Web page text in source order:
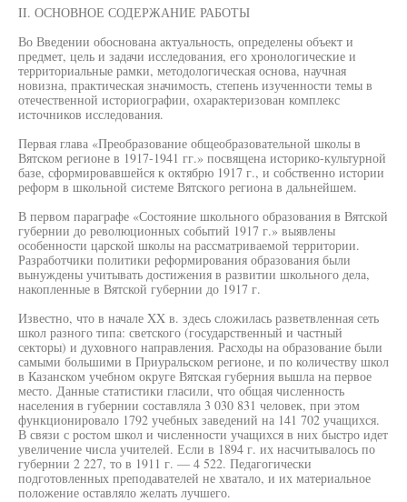
II. ОСНОВНОЕ СОДЕРЖАНИЕ РАБОТЫ
Во Введении обоснована актуальность, определены объект и
предмет, цель и задачи исследования, его хронологические и
территориальные рамки, методологическая основа, научная
новизна, практическая значимость, степень изученности темы в
отечественной историографии, охарактеризован комплекс
источников исследования.
Первая глава «Преобразование общеобразовательной школы в
Вятском регионе в 1917-1941 гг.» посвящена историко-культурной
базе, сформировавшейся к октябрю 1917 г., и собственно истории
реформ в школьной системе Вятского региона в дальнейшем.
В первом параграфе «Состояние школьного образования в Вятской
губернии до революционных событий 1917 г.» выявлены
особенности царской школы на рассматриваемой территории.
Разработчики политики реформирования образования были
вынуждены учитывать достижения в развитии школьного дела,
накопленные в Вятской губернии до 1917 г.
Известно, что в начале XX в. здесь сложилась разветвленная сеть
школ разного типа: светского (государственный и частный
секторы) и духовного направления. Расходы на образование были
самыми большими в Приуральском регионе, и по количеству школ
в Казанском учебном округе Вятская губерния вышла на первое
место. Данные статистики гласили, что общая численность
населения в губернии составляла 3 030 831 человек, при этом
функционировало 1792 учебных заведений на 141 702 учащихся.
В связи с ростом школ и численности учащихся в них быстро идет
увеличение числа учителей. Если в 1894 г. их насчитывалось по
губернии 2 227, то в 1911 г. — 4 522. Педагогически
подготовленных преподавателей не хватало, и их материальное
положение оставляло желать лучшего.